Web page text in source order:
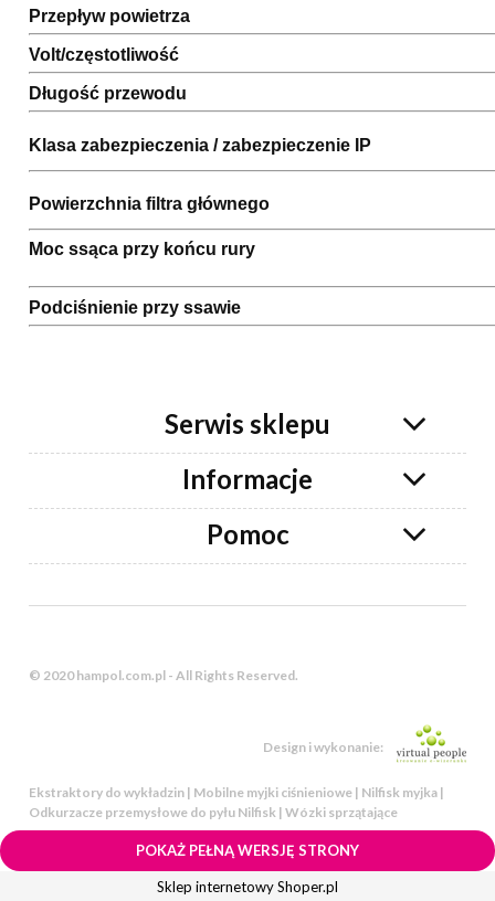
Przepływ powietrza
Volt/częstotliwość
Długość przewodu
Klasa zabezpieczenia / zabezpieczenie IP
Powierzchnia filtra głównego
Moc ssąca przy końcu rury
Podciśnienie przy ssawie
Serwis sklepu
Informacje
Pomoc
© 2020 hampol.com.pl - All Rights Reserved.
Design i wykonanie:
Ekstraktory do wykładzin | Mobilne myjki ciśnieniowe | Nilfisk myjka |
Odkurzacze przemysłowe do pyłu Nilfisk | Wózki sprzątające
POKAŻ PEŁNĄ WERSJĘ STRONY
Sklep internetowy Shoper.pl